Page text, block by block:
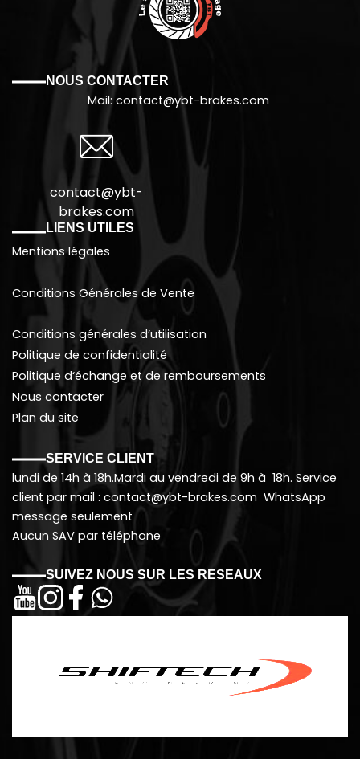
NOUS CONTACTER
Mail: contact@ybt-brakes.com
contact@ybt-
brakes.com
LIENS UTILES
Mentions légales
Conditions Générales de Vente
Conditions générales d’utilisation
Politique de confidentialité
Politique d‘échange et de remboursements
Nous contacter
Plan du site
SERVICE CLIENT
lundi de 14h à 18h.Mardi au vendredi de 9h à 18h. Service
client par mail : contact@ybt-brakes.com WhatsApp
message seulement
Aucun SAV par téléphone
SUIVEZ NOUS SUR LES RESEAUX